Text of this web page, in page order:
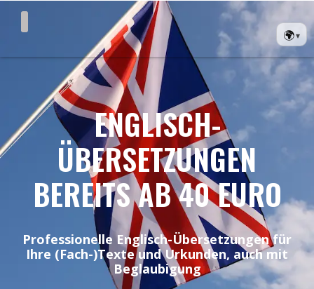
🌍▾
ENGLISCH-
ÜBERSETZUNGEN
BEREITS AB 40 EURO
Professionelle Englisch-Übersetzungen für
Ihre (Fach-)Texte und Urkunden, auch mit
Beglaubigung